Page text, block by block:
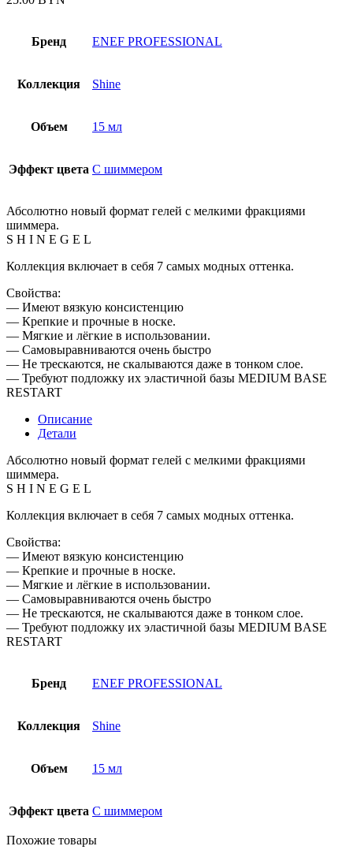
Бренд ENEF PROFESSIONAL
Коллекция Shine
Объем 15 мл
Эффект цвета С шиммером
Абсолютно новый формат гелей с мелкими фракциями
шиммера.
S H I N E G E L
Коллекция включает в себя 7 самых модных оттенка.
Свойства:
— Имеют вязкую консистенцию
— Крепкие и прочные в носке.
— Мягкие и лёгкие в использовании.
— Самовыравниваются очень быстро
— Не трескаются, не скалываются даже в тонком слое.
— Требуют подложку их эластичной базы MEDIUM BASE
RESTART
Описание
Детали
Абсолютно новый формат гелей с мелкими фракциями
шиммера.
S H I N E G E L
Коллекция включает в себя 7 самых модных оттенка.
Свойства:
— Имеют вязкую консистенцию
— Крепкие и прочные в носке.
— Мягкие и лёгкие в использовании.
— Самовыравниваются очень быстро
— Не трескаются, не скалываются даже в тонком слое.
— Требуют подложку их эластичной базы MEDIUM BASE
RESTART
Бренд ENEF PROFESSIONAL
Коллекция Shine
Объем 15 мл
Эффект цвета С шиммером
Похожие товары